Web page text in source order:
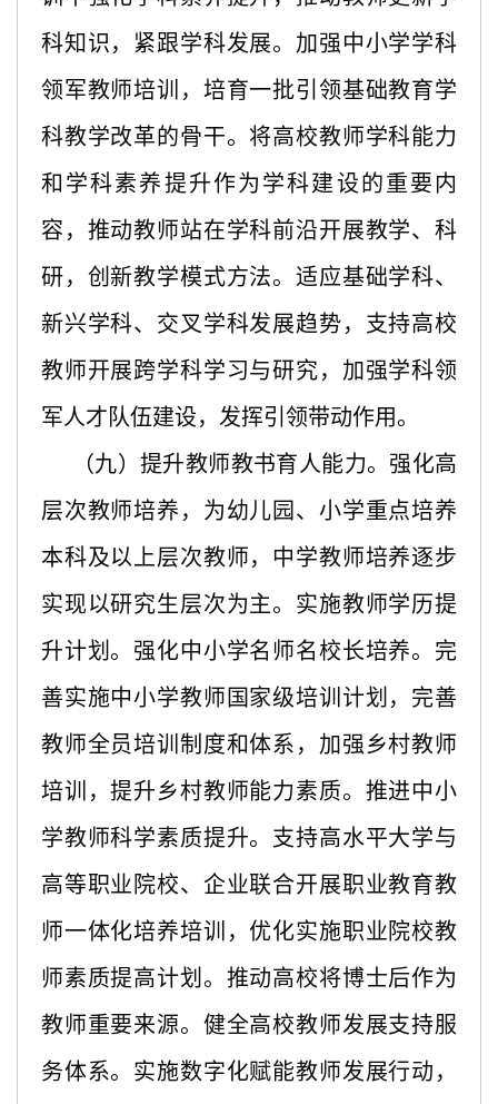
科知识，紧跟学科发展。加强中小学学科
领军教师培训，培育一批引领基础教育学
科教学改革的骨干。将高校教师学科能力
和学科素养提升作为学科建设的重要内
容，推动教师站在学科前沿开展教学、科
研，创新教学模式方法。适应基础学科、
新兴学科、交叉学科发展趋势，支持高校
教师开展跨学科学习与研究，加强学科领
军人才队伍建设，发挥引领带动作用。
（九）提升教师教书育人能力。强化高
层次教师培养，为幼儿园、小学重点培养
本科及以上层次教师，中学教师培养逐步
实现以研究生层次为主。实施教师学历提
升计划。强化中小学名师名校长培养。完
善实施中小学教师国家级培训计划，完善
教师全员培训制度和体系，加强乡村教师
培训，提升乡村教师能力素质。推进中小
学教师科学素质提升。支持高水平大学与
高等职业院校、企业联合开展职业教育教
师一体化培养培训，优化实施职业院校教
师素质提高计划。推动高校将博士后作为
教师重要来源。健全高校教师发展支持服
务体系。实施数字化赋能教师发展行动，